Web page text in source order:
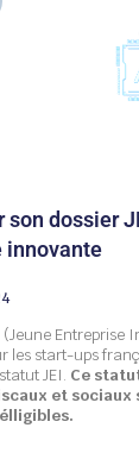
son dossier
innovante
(Jeune Entreprise
les start-ups
JEI. Ce
et